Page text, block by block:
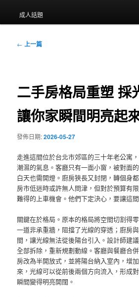
單
成人話題
文
← 上一篇
二手房格局重塑 採
讓你家瞬間明亮起
發佈日期:2026-05-27
走進這間位於台北市郊區的三十年老公寓
潮濕的氣息。客廳只有一面小窗，被對面
白天也需開燈。廚房狹長又封閉，轉個身
房市低迷時或許無人問津，但對於預算有
難得的上車機會。他們下定決心，要讓這
關鍵在於格局。原本的格局將空間切割得
一道非承重牆，阻擋了光線的穿透；廚房
間，讓光線無法從後陽台引入。設計師建
全部拆除，重新規劃動線。客廳與餐廳合
房改為半開放式，並將陽台納入室內，增
來，光線可以從前後兩個方向流入，形成
瞬間變得明亮開闊。